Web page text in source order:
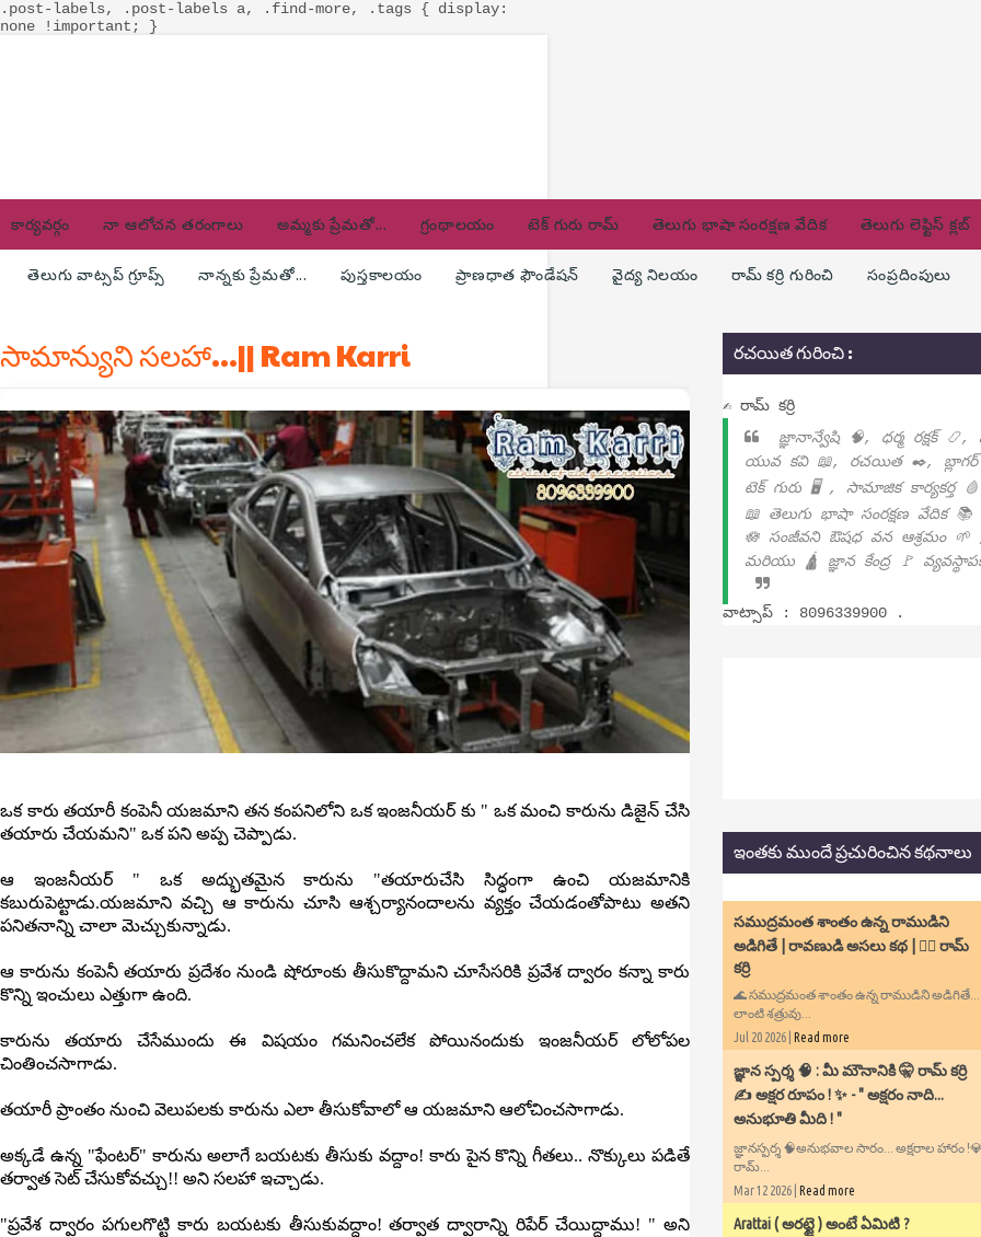
.post-labels, .post-labels a, .find-more, .tags { display:
none !important; }
కార్యవర్గం నా ఆలోచన తరంగాలు అమ్మకు ప్రేమతో... గ్రంథాలయం టెక్ గురు రామ్ తెలుగు భాషా సంరక్షణ వేదిక తెలుగు లెఫ్టిస్ క్లబ్
తెలుగు వాట్సప్ గ్రూప్స్ నాన్నకు ప్రేమతో... పుస్తకాలయం ప్రాణధాత ఫౌండేషన్ వైద్య నిలయం రామ్ కర్రి గురించి సంప్రదింపులు
సామాన్యుని సలహా...|| Ram Karri
ఒక కారు తయారీ కంపెనీ యజమాని తన కంపనిలోని ఒక ఇంజనీయర్ కు " ఒక మంచి కారును డిజైన్ చేసి
తయారు చేయమని" ఒక పని అప్ప చెప్పాడు.
ఆ ఇంజనీయర్ " ఒక అద్భుతమైన కారును "తయారుచేసి సిద్ధంగా ఉంచి యజమానికి
కబురుపెట్టాడు.యజమాని వచ్చి ఆ కారును చూసి ఆశ్చర్యానందాలను వ్యక్తం చేయడంతోపాటు అతని
పనితనాన్ని చాలా మెచ్చుకున్నాడు.
ఆ కారును కంపెనీ తయారు ప్రదేశం నుండి షోరూంకు తీసుకొద్దామని చూసేసరికి ప్రవేశ ద్వారం కన్నా కారు
కొన్ని ఇంచులు ఎత్తుగా ఉంది.
కారును తయారు చేసేముందు ఈ విషయం గమనించలేక పోయినందుకు ఇంజనీయర్ లోలోపల
చింతించసాగాడు.
తయారీ ప్రాంతం నుంచి వెలుపలకు కారును ఎలా తీసుకోవాలో ఆ యజమాని ఆలోచించసాగాడు.
అక్కడే ఉన్న "ఫేంటర్" కారును అలాగే బయటకు తీసుకు వద్దాం! కారు పైన కొన్ని గీతలు.. నొక్కులు పడితే
తర్వాత సెట్ చేసుకోవచ్చు!! అని సలహా ఇచ్చాడు.
"ప్రవేశ ద్వారం పగులగొట్టి కారు బయటకు తీసుకువద్దాం! తర్వాత ద్వారాన్ని రిపేర్ చేయిద్దాము! " అని
రచయిత గురించి :
✍ రామ్ కర్రి
జ్ఞానాన్వేషి 🧠, ధర్మ రక్షక్ 📿,
యువ కవి 📖, రచయిత ✒️,
టెక్ గురు 🖥️ , సామాజిక కార్యకర్త
📖 తెలుగు భాషా సంరక్షణ వేదిక
🪷 సంజీవని ఔషధ వన ఆశ్రమం 🌱
మరియు 🛕 జ్ఞాన కేంద్ర 🚩
వాట్సాప్ : 8096339900 .
ఇంతకు ముందే ప్రచురించిన కథనాలు
సముద్రమంత శాంతం ఉన్న రాముడిని
అడిగితే | రావణుడి అసలు కథ | ✍🏻 రామ్
కర్రి
🌊 సముద్రమంత శాంతం ఉన్న రాముడిని
లాంటి శత్రువు...
Jul 20 2026 | Read more
​జ్ఞాన స్పర్శ 🧠 : మీ మౌనానికి 🤫 రామ్ కర్రి
✍️ అక్షర రూపం ! ✨ - ​" అక్షరం నాది...
అనుభూతి మీది ! "
జ్ఞానస్పర్శ 🧠అనుభవాల సారం... అక్షరాల హారం
రామ్...
Mar 12 2026 | Read more
Arattai ( అరట్టై ) అంటే ఏమిటి ?